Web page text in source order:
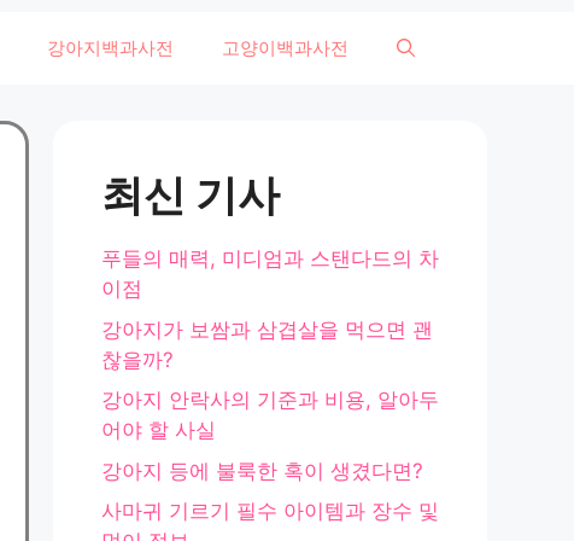
강아지백과사전 고양이백과사전
최신 기사
푸들의 매력, 미디엄과 스탠다드의 차
이점
강아지가 보쌈과 삼겹살을 먹으면 괜
찮을까?
강아지 안락사의 기준과 비용, 알아두
어야 할 사실
강아지 등에 불룩한 혹이 생겼다면?
사마귀 기르기 필수 아이템과 장수 및